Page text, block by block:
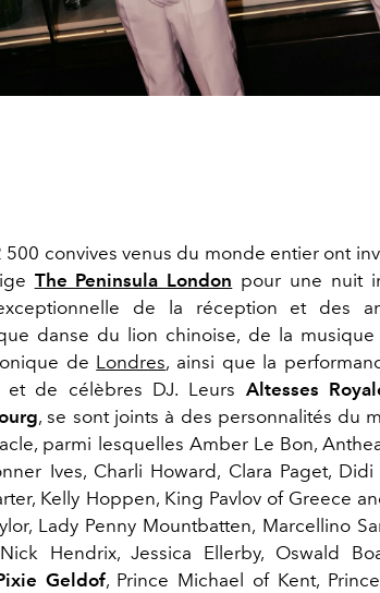
500 convives venus du monde entier ont
The Peninsula London pour une nuit
de la réception et des
danse du lion chinoise, de la musique
de Londres, ainsi que la
et de célèbres DJ. Leurs Altesses
, se sont joints à des personnalités du
parmi lesquelles Amber Le Bon,
Ives, Charli Howard, Clara Paget,
Kelly Hoppen, King Pavlov of Greece
Lady Penny Mountbatten, Marcellino
Hendrix, Jessica Ellerby, Oswald
Geldof, Prince Michael of Kent,